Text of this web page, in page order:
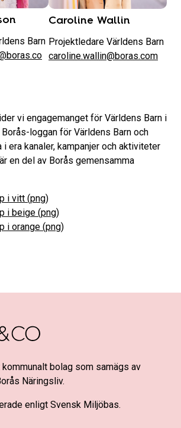
Barn
Caroline Wallin
Projektledare Världens Barn
caroline.wallin@boras.com
vi engagemanget för Världens Barn i
loggan för Världens Barn och
i era kanaler, kampanjer och aktiviteter
en del av Borås gemensamma
i vitt (png)
i beige (png)
i orange (png)
kommunalt bolag som samägs av
Näringsliv.
enligt Svensk Miljöbas.